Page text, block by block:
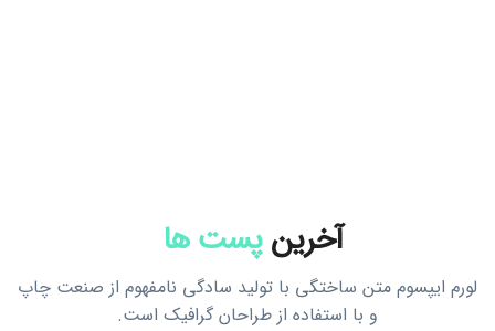
آخرین پست ها
لورم ایپسوم متن ساختگی با تولید سادگی نامفهوم از صنعت چاپ
و با استفاده از طراحان گرافیک است.